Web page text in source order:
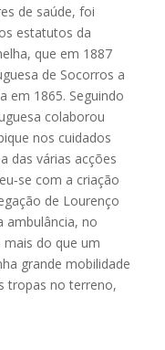
de saúde, foi
estatutos da
que em 1887
de Socorros a
em 1865. Seguindo
colaborou
nos cuidados
das várias acções
com a criação
de Lourenço
ambulância, no
mais do que um
grande mobilidade
tropas no terreno,